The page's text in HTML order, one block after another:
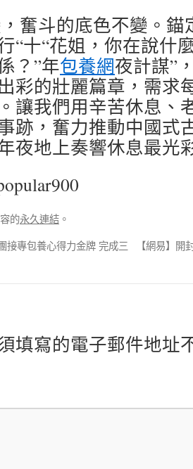
奮斗的底色不變。錨
“十“花姐，你在說什
？”年包養網夜計謀”
彩的壯麗篇章，需求
讓我們用辛苦休息、
跡，奮力推動中國式
夜地上奏響休息最光
的永久連結 。
接專包養心得力金牌 完成三
【網易】
填寫的電子郵件地址